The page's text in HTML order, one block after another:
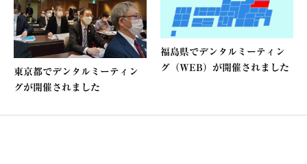
東京都でデンタルミーティン
グが開催されました
福島県でデンタルミーティン
グ（WEB）が開催されました